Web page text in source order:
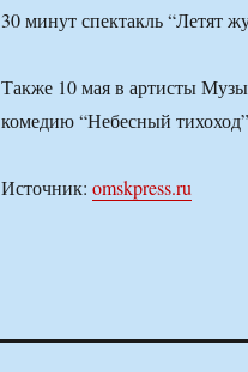
30 минут спектакль “Летят
Также 10 мая в артисты
комедию “Небесный
Источник: omskpress.ru